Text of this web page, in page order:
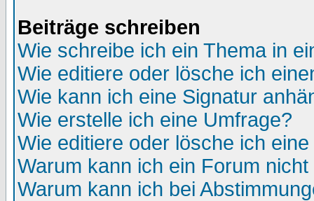
Beiträge schreiben
Wie schreibe ich ein Thema in
Wie editiere oder lösche ich
Wie kann ich eine Signatur
Wie erstelle ich eine Umfrage?
Wie editiere oder lösche ich
Warum kann ich ein Forum
Warum kann ich bei